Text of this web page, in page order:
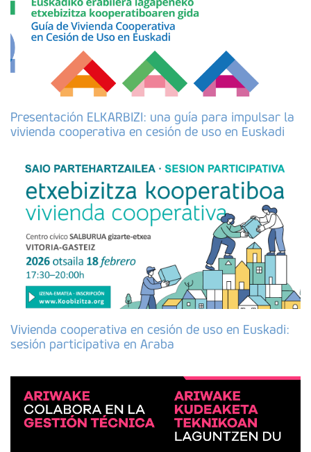
Presentación ELKARBIZI: una guía para impulsar la
vivienda cooperativa en cesión de uso en Euskadi
Vivienda cooperativa en cesión de uso en Euskadi:
sesión participativa en Araba